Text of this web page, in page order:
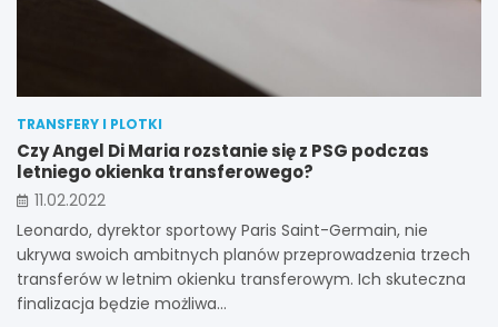
TRANSFERY I PLOTKI
Czy Angel Di Maria rozstanie się z PSG podczas
letniego okienka transferowego?
11.02.2022
Leonardo, dyrektor sportowy Paris Saint-Germain, nie
ukrywa swoich ambitnych planów przeprowadzenia trzech
transferów w letnim okienku transferowym. Ich skuteczna
finalizacja będzie możliwa…